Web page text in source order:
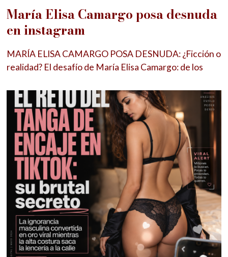
María Elisa Camargo posa desnuda
en instagram
MARÍA ELISA CAMARGO POSA DESNUDA: ¿Ficción o
realidad? El desafío de María Elisa Camargo: de los